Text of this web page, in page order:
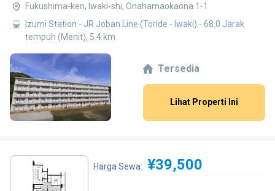
Fukushima-ken, Iwaki-shi, Onahamaokaona 1-1
Izumi Station - JR Joban Line (Toride - Iwaki) - 68.0 Jarak
tempuh (Menit), 5.4 km
Tersedia
Lihat Properti Ini
Harga Sewa: ¥39,500